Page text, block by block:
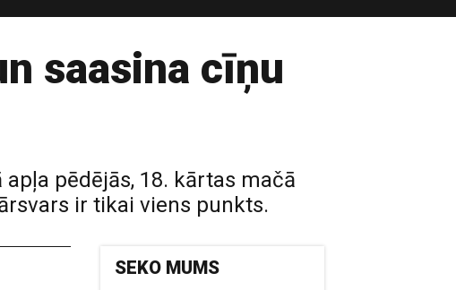
saasina cīņu
pēdējās, 18. kārtas mačā
ir tikai viens punkts.
SEKO MUMS